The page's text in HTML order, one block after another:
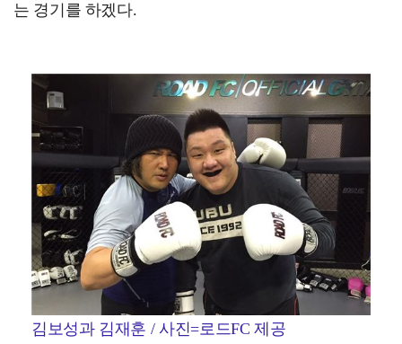
는 경기를 하겠다.
김보성과 김재훈 / 사진=로드FC 제공